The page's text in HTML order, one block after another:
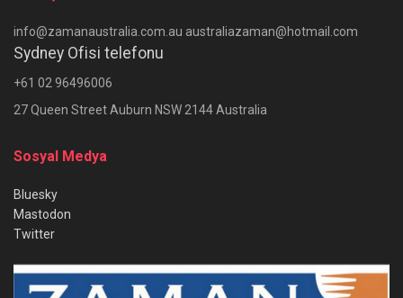
info@zamanaustralia.com.au australiazaman@hotmail.com
Sydney Ofisi telefonu
+61 02 96496006
27 Queen Street Auburn NSW 2144 Australia
Sosyal Medya
Bluesky
Mastodon
Twitter